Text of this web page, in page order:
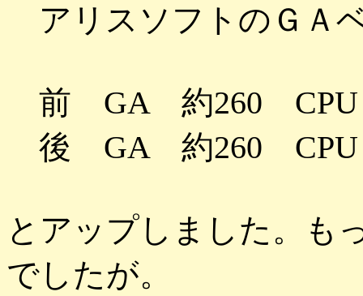
アリスソフトのＧＡ
前 GA 約260 CPU
後 GA 約260
とアップしました。も
でしたが。